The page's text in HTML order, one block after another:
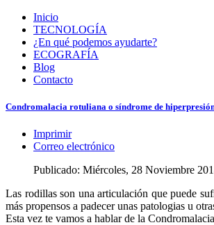
Inicio
TECNOLOGÍA
¿En qué podemos ayudarte?
ECOGRAFÍA
Blog
Contacto
Condromalacia rotuliana o síndrome de
Imprimir
Correo electrónico
Publicado: Miércoles, 28 Noviembre
Las rodillas son una articulación que puede
más propensos a padecer unas patologias u
Esta vez te vamos a hablar de la